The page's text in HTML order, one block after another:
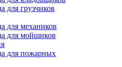
для грузчиков
для механиков
для мойщиков
для пожарных